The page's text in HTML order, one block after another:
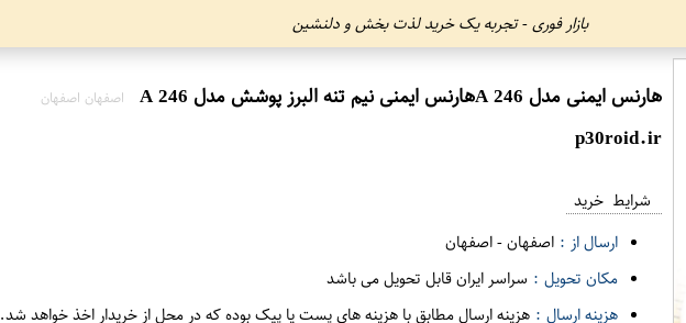
بازار فوری - تجربه یک خرید لذت بخش و دلنشین
هارنس ایمنی مدل A 246هارنس ایمنی نیم تنه البرز پوشش مدل A 246 اصفهان اصفهان
p30roid.ir
شرایط خرید
ارسال از : اصفهان-اصفهان
مکان تحویل : سراسر ایران قابل تحویل می باشد
هزینه ارسال : هزینه ارسال مطابق با هزینه های پست یا پیک بوده که در محل از خریدار اخذ خواهد شد.